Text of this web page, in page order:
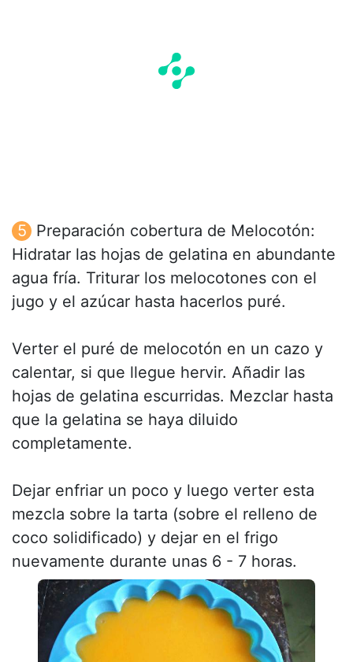
Preparación cobertura de Melocotón:
Hidratar las hojas de gelatina en abundante
agua fría. Triturar los melocotones con el
jugo y el azúcar hasta hacerlos puré.
Verter el puré de melocotón en un cazo y
calentar, si que llegue hervir. Añadir las
hojas de gelatina escurridas. Mezclar hasta
que la gelatina se haya diluido
completamente.
Dejar enfriar un poco y luego verter esta
mezcla sobre la tarta (sobre el relleno de
coco solidificado) y dejar en el frigo
nuevamente durante unas 6 - 7 horas.